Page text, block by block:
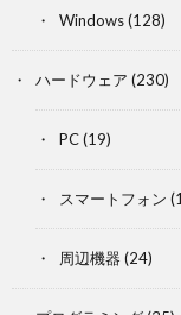
Windows(128)
ハードウェア (230)
PC(19)
スマートフォン
周辺機器 (24)